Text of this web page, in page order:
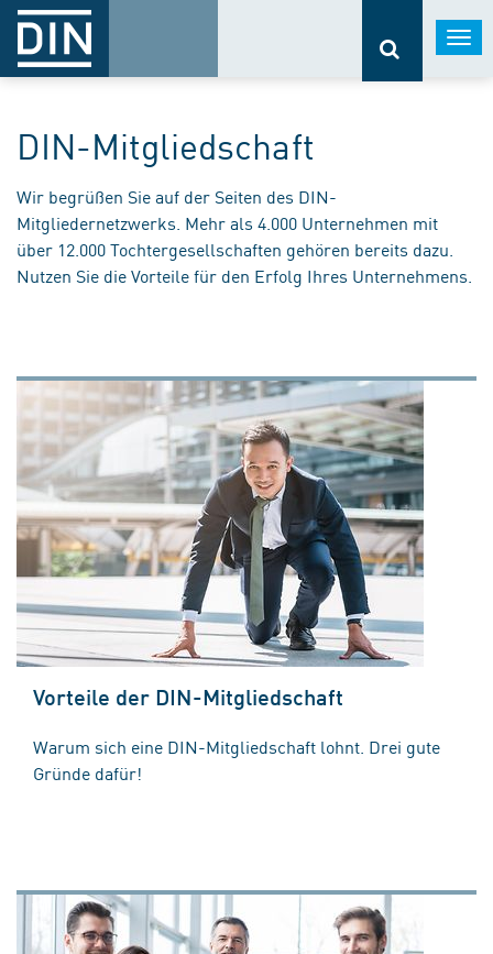
DIN-Mitgliedschaft
Wir begrüßen Sie auf der Seiten des DIN-
Mitgliedernetzwerks. Mehr als 4.000 Unternehmen mit
über 12.000 Tochtergesellschaften gehören bereits dazu.
Nutzen Sie die Vorteile für den Erfolg Ihres Unternehmens.
Vorteile der DIN-Mitgliedschaft
Warum sich eine DIN-Mitgliedschaft lohnt. Drei gute
Gründe dafür!